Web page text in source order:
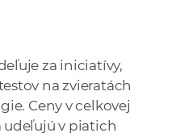
za iniciatívy,
na zvieratách
Ceny v celkovej
udeľujú v piatich